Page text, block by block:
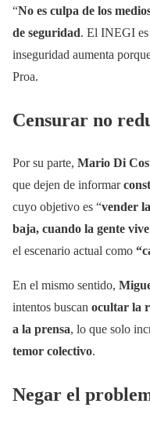
“No es culpa de los
de seguridad. El INEGI es
inseguridad aumenta
Proa.
Censurar no
Por su parte, Mario Di
que dejen de informar
cuyo objetivo es “vender
baja, cuando la gente
el escenario actual como
En el mismo sentido,
intentos buscan ocultar la
a la prensa, lo que solo
temor colectivo.
Negar el